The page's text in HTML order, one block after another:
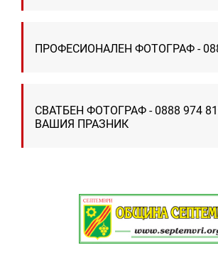
ПРОФЕСИОНАЛЕН ФОТОГРАФ -
СВАТБЕН ФОТОГРАФ - 0888 974
ВАШИЯ ПРАЗНИК